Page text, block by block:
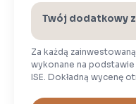
Twój dodatkowy
Za każdą
wykonane na podstawie
ISE. Dokładną wycenę